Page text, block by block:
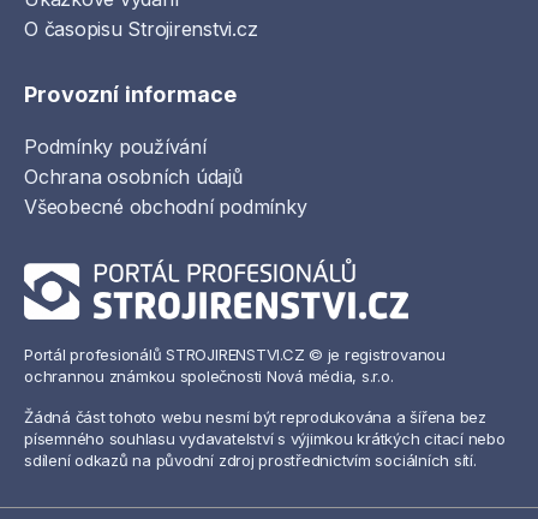
O časopisu Strojirenstvi.cz
Provozní informace
Podmínky používání
Ochrana osobních údajů
Všeobecné obchodní podmínky
Portál profesionálů STROJIRENSTVI.CZ © je registrovanou
ochrannou známkou společnosti Nová média, s.r.o.
Žádná část tohoto webu nesmí být reprodukována a šířena bez
písemného souhlasu vydavatelství s výjimkou krátkých citací nebo
sdílení odkazů na původní zdroj prostřednictvím sociálních sítí.